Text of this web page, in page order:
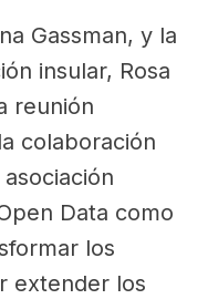
Gassman, y la
insular, Rosa
reunión
colaboración
Data como
los
extender los